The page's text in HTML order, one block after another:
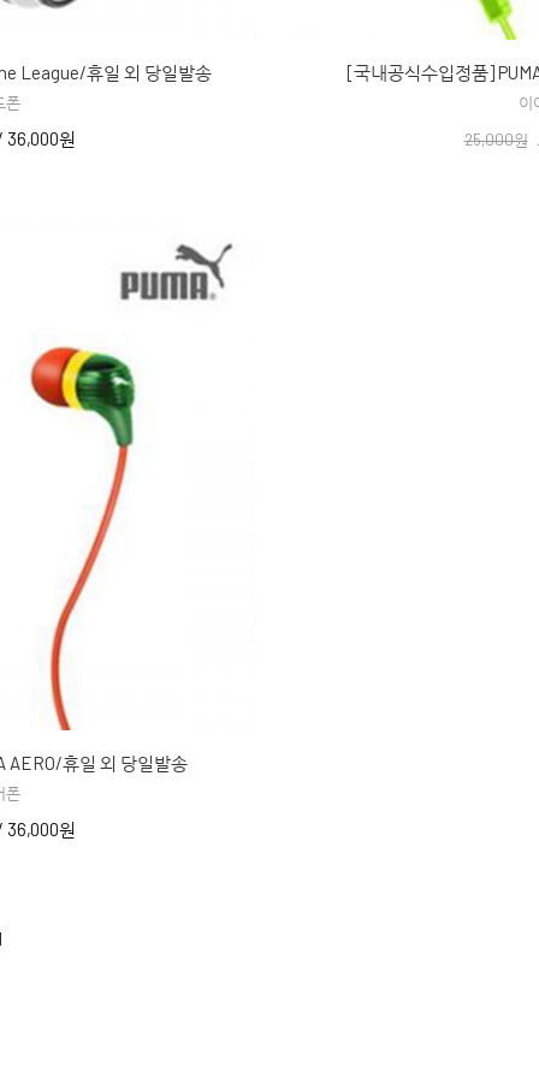
League/휴일 외 당일발송
폰
36,000원
[국내공식수입정품]
이
25,000원
AERO/휴일 외 당일발송
폰
36,000원